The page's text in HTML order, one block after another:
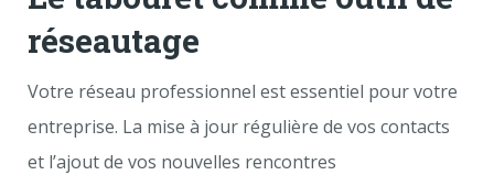
réseautage
Votre réseau professionnel est essentiel pour votre
entreprise. La mise à jour régulière de vos contacts
et l’ajout de vos nouvelles rencontres